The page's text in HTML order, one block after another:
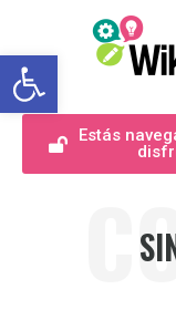
Abrir
Estás